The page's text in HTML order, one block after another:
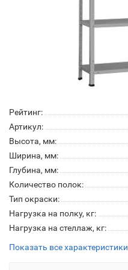
Рейтинг:
Артикул:
Высота, мм:
Ширина, мм:
Глубина, мм:
Количество полок:
Тип окраски:
Нагрузка на полку, кг:
Нагрузка на стеллаж, кг:
Показать все характеристики